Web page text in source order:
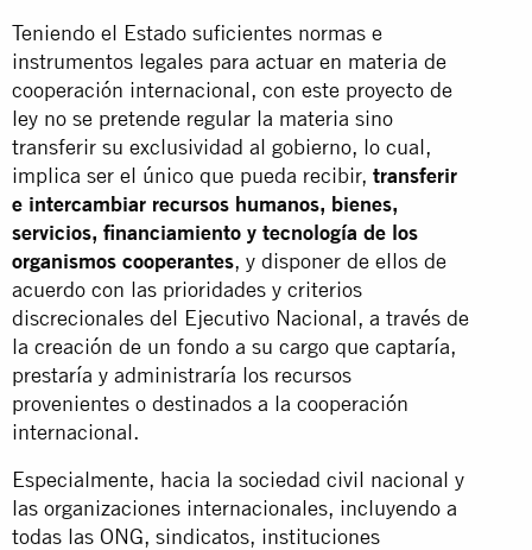
Teniendo el Estado suficientes normas e
instrumentos legales para actuar en materia de
cooperación internacional, con este proyecto de
ley no se pretende regular la materia sino
transferir su exclusividad al gobierno, lo cual,
implica ser el único que pueda recibir, transferir
e intercambiar recursos humanos, bienes,
servicios, financiamiento y tecnología de los
organismos cooperantes, y disponer de ellos de
acuerdo con las prioridades y criterios
discrecionales del Ejecutivo Nacional, a través de
la creación de un fondo a su cargo que captaría,
prestaría y administraría los recursos
provenientes o destinados a la cooperación
internacional.
Especialmente, hacia la sociedad civil nacional y
las organizaciones internacionales, incluyendo a
todas las ONG, sindicatos, instituciones